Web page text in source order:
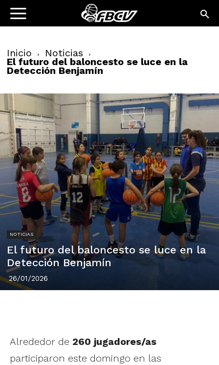
Inicio Noticias
El futuro del baloncesto se luce en la
Detección Benjamín
NOTICIAS
El futuro del baloncesto se luce en la
Detección Benjamín
26/01/2026
Alrededor de 260 jugadores/as
participaron este domingo en las